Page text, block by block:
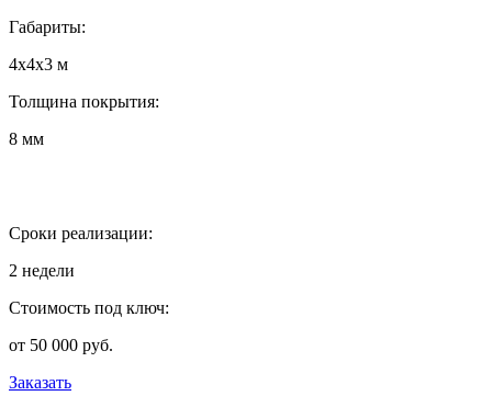
Габариты:
4х4х3 м
Толщина покрытия:
8 мм
Сроки реализации:
2 недели
Стоимость под ключ:
от 50 000 руб.
Заказать